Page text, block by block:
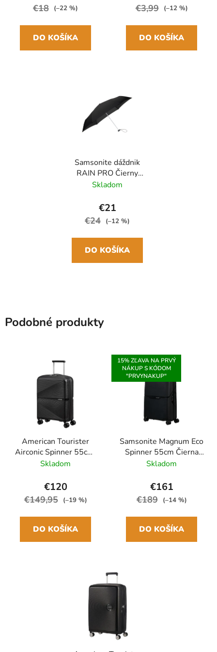
€18 (–22 %)
DO KOŠÍKA
€3,99 (–12 %)
DO KOŠÍKA
Samsonite dáždnik
RAIN PRO Čierny
skladací manuálny
Skladom
€21
€24 (–12 %)
DO KOŠÍKA
Podobné produkty
American Tourister
Airconic Spinner 55cm,
Čierna
Skladom
€120
€149,95 (–19 %)
DO KOŠÍKA
15% ZĽAVA NA PRVÝ
NÁKUP S KÓDOM
"PRVYNAKUP"
Samsonite Magnum Eco
Spinner 55cm Čierna
Graphite
Skladom
€161
€189 (–14 %)
DO KOŠÍKA